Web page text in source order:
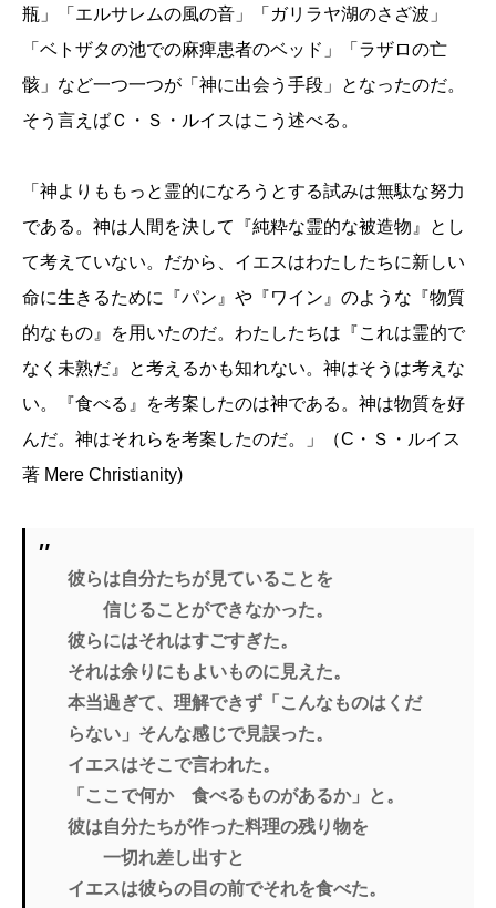
瓶」「エルサレムの風の音」「ガリラヤ湖のさざ波」
「ベトザタの池での麻痺患者のベッド」「ラザロの亡
骸」など一つ一つが「神に出会う手段」となったのだ。
そう言えばＣ・Ｓ・ルイスはこう述べる。
「神よりももっと霊的になろうとする試みは無駄な努力
である。神は人間を決して『純粋な霊的な被造物』とし
て考えていない。だから、イエスはわたしたちに新しい
命に生きるために『パン』や『ワイン』のような『物質
的なもの』を用いたのだ。わたしたちは『これは霊的で
なく未熟だ』と考えるかも知れない。神はそうは考えな
い。『食べる』を考案したのは神である。神は物質を好
んだ。神はそれらを考案したのだ。」（C・Ｓ・ルイス
著 Mere Christianity)
彼らは自分たちが見ていることを
信じることができなかった。
彼らにはそれはすごすぎた。
それは余りにもよいものに見えた。
本当過ぎて、理解できず「こんなものはくだ
らない」そんな感じで見誤った。
イエスはそこで言われた。
「ここで何か 食べるものがあるか」と。
彼は自分たちが作った料理の残り物を
一切れ差し出すと
イエスは彼らの目の前でそれを食べた。